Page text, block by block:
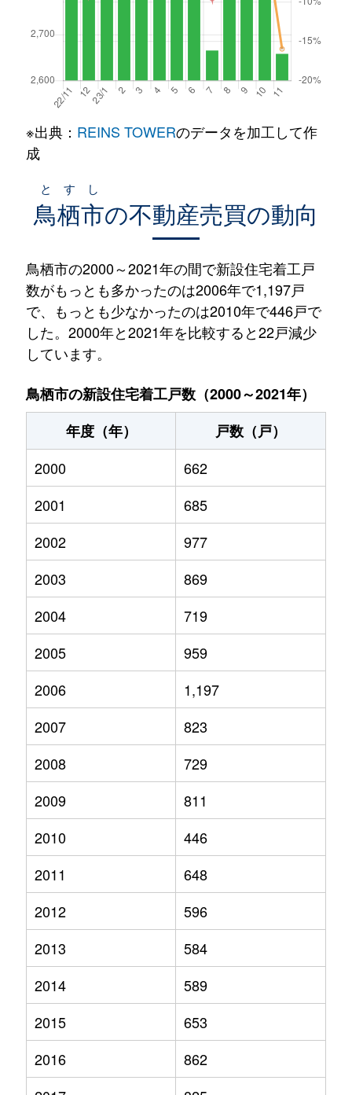
※出典： REINS TOWERのデータを加工して作
成
鳥栖市
とすし
の不動産売買の動向
鳥栖市の2000～2021年の間で新設住宅着工戸
数がもっとも多かったのは2006年で1,197戸
で、もっとも少なかったのは2010年で446戸で
した。2000年と2021年を比較すると22戸減少
しています。
鳥栖市の新設住宅着工戸数（2000～2021年）
年度（年）
戸数（戸）
2000
662
2001
685
2002
977
2003
869
2004
719
2005
959
2006
1,197
2007
823
2008
729
2009
811
2010
446
2011
648
2012
596
2013
584
2014
589
2015
653
2016
862